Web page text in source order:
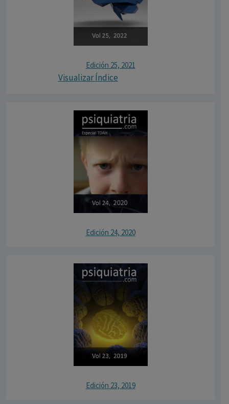
Edición 25, 2021
Visualizar Índice
Edición 24, 2020
Edición 23, 2019